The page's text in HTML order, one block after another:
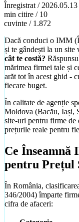
Creare Site
Site-uri rapide,
Pachete & Prețuri
Prețuri vizibile,
/ Business.
Înregistrat / 2026.05.13
min citire / 10
cuvinte / 1.872
Dacă conduci o IMM
și te gândești la un site
cât te costă?
mărimea firmei tale și
arăt tot în acest ghid -
fiecare buget.
În calitate de agenție
Moldova (Bacău, Iași,
site-uri pentru firme de
prețurile reale pentru
Ce Înseamnă
pentru Prețul
În România,
346/2004) împarte
cifra de afaceri: